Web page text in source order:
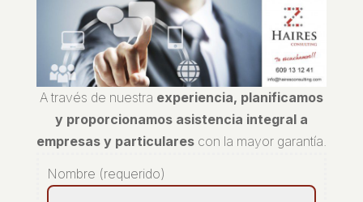
A través de nuestra experiencia, planificamos
y proporcionamos asistencia integral a
empresas y particularescon la mayor garantía.
Nombre (requerido)